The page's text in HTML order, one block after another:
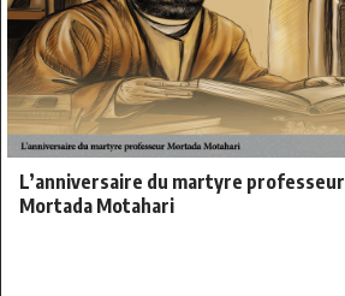
L’anniversaire du martyre professeur
Mortada Motahari